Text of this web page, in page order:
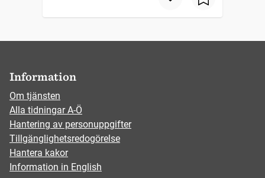
Information
Om tjänsten
Alla tidningar A-Ö
Hantering av personuppgifter
Tillgänglighetsredogörelse
Hantera kakor
Information in English